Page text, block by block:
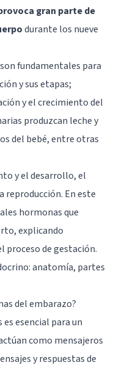
gran parte de
durante los nueve
fundamentales para
y sus etapas;
y el crecimiento del
produzcan leche y
del bebé, entre otras
y el desarrollo, el
reproducción. En este
hormonas que
explicando
proceso de gestación.
anatomía, partes
del embarazo?
esencial para un
como mensajeros
y respuestas de